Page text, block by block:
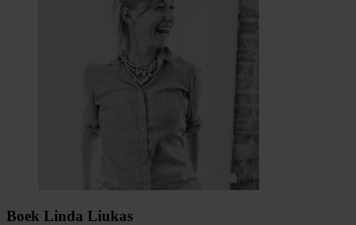
Boek Linda Liukas